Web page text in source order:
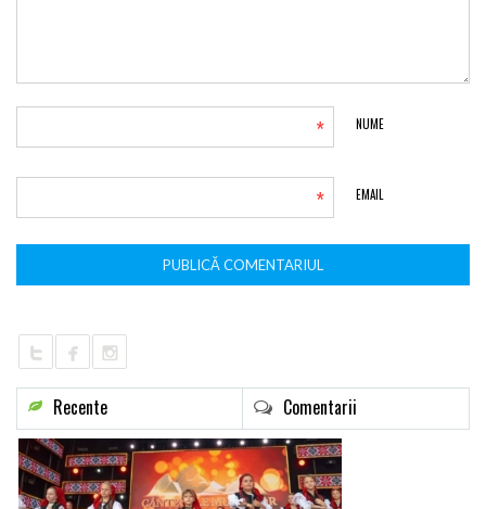
NUME
*
EMAIL
*
Recente Comentarii